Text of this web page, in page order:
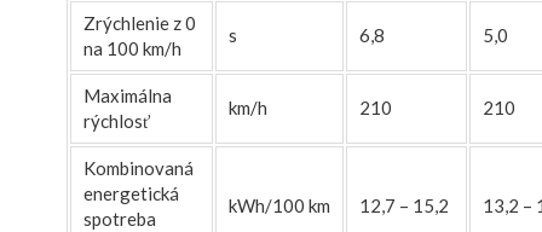
Zrýchlenie z 0
na 100 km/h
s 6,8 5,0
Maximálna
rýchlosť
km/h 210 210
Kombinovaná
energetická
spotreba
kWh/100 km 12,7 – 15,2 13,2 –